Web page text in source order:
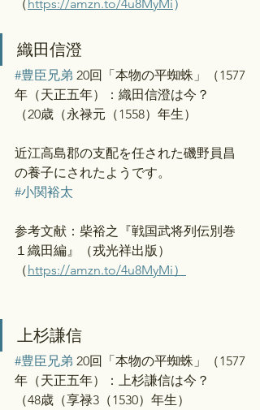
（ https://amzn.to/4u8MyMi ）
織田信澄
#豊臣兄弟 20回「本物の平蜘蛛」（1577
年（天正五年）：織田信澄は今？
（20歳（永禄元（1558）年生）
近江高島郡の支配を任された磯野員昌
の養子にされたようです。
#小関裕太
参考文献：柴裕之『戦国武将列伝別巻
１織田編』（戎光祥出版）
（https://amzn.to/4u8MyMi）
上杉謙信
#豊臣兄弟 20回「本物の平蜘蛛」（1577
年（天正五年）：上杉謙信は今？
（48歳（享禄3（1530）年生）